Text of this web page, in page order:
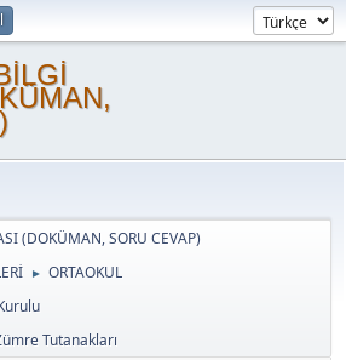
(DOKÜMAN, SORU CEVAP)
► ORTAOKUL
Tutanakları